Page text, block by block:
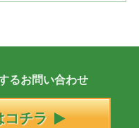
るお問い合わせ
コチラ